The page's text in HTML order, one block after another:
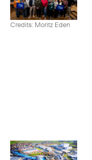
Credits: Moritz Eden